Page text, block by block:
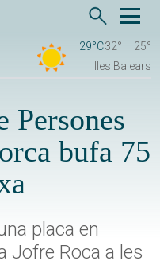
29°C32°
25°
Illes Balears
Persones
bufa 75
placa en
Jofre Roca a les